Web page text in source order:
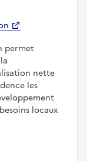
permet
nette
les
locaux